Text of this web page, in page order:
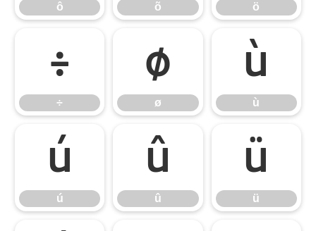
ô õ ö
÷
÷
ø
ø
ù
ù
ú
ú
û
û
ü
ü